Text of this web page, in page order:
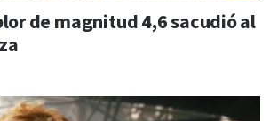
de magnitud 4,6 sacudió al